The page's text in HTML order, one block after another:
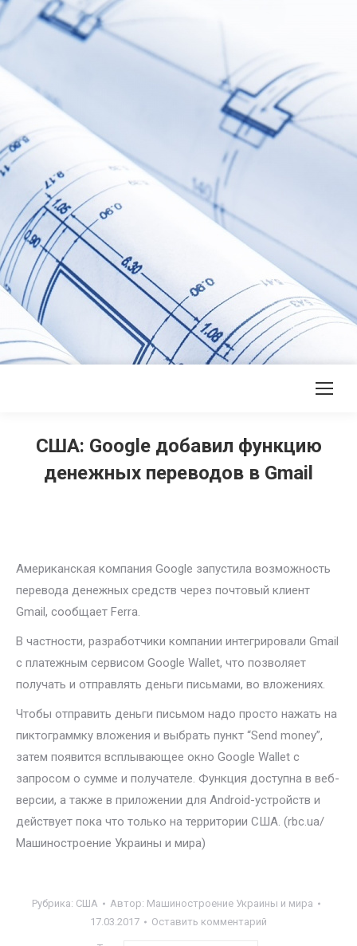
США: Google добавил функцию
денежных переводов в Gmail
Американская компания Google запустила возможность
перевода денежных средств через почтовый клиент
Gmail, сообщает Ferra.
В частности, разработчики компании интегрировали Gmail
с платежным сервисом Google Wallet, что позволяет
получать и отправлять деньги письмами, во вложениях.
Чтобы отправить деньги письмом надо просто нажать на
пиктограммку вложения и выбрать пункт “Send money”,
затем появится всплывающее окно Google Wallet с
запросом о сумме и получателе. Функция доступна в веб-
версии, а также в приложении для Android-устройств и
действует пока что только на территории США. (rbc.ua/
Машиностроение Украины и мира)
Рубрика: США Автор: Машиностроение Украины и мира
17.03.2017
Оставить комментарий